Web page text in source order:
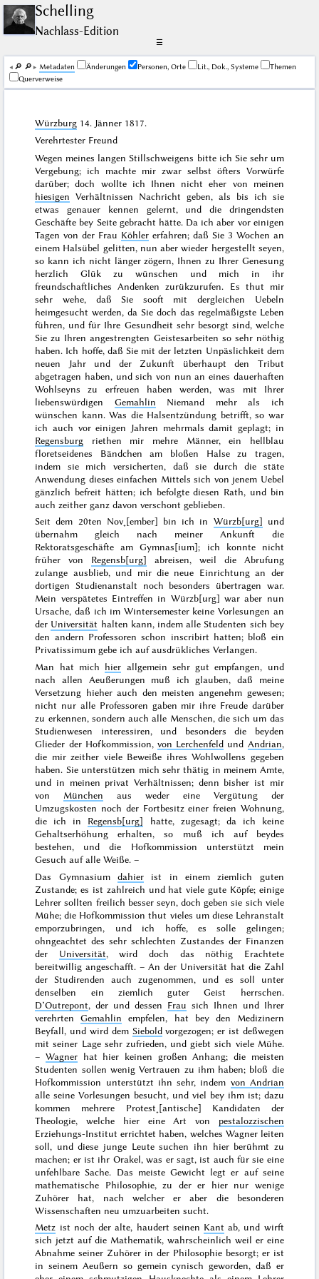
Schelling
Nachlass-Edition
☰
🔎︎ 🔎︎ Me­ta­da­ten Änderungen Personen, Orte Lit., Dok., Systeme
Themen
Querverweise
Würzburg 14. Jänner 1817.
Verehrtester Freund
Wegen meines langen Stillschweigens bitte ich Sie sehr um
Vergebung; ich machte mir zwar selbst öfters Vorwürfe
darüber; doch wollte ich Ihnen nicht eher von meinen
hiesigen Verhältnissen Nachricht geben, als bis ich sie
etwas genauer kennen gelernt, und die dringendsten
Geschäfte bey Seite gebracht hätte. Da ich aber vor einigen
Tagen von der Frau Köhler erfahren; daß Sie 3 Wochen an
einem Halsübel gelitten, nun aber wieder hergestellt seyen,
so kann ich nicht länger zögern, Ihnen zu Ihrer Genesung
herzlich Glük zu wünschen und mich in ihr
freundschaftliches Andenken zurükzurufen. Es thut mir
sehr wehe, daß Sie sooft mit dergleichen Uebeln
heimgesucht werden, da Sie doch das regelmäßigste Leben
führen, und für Ihre Gesundheit sehr besorgt sind, welche
Sie zu Ihren angestrengten Geistesarbeiten so sehr nöthig
haben. Ich hoffe, daß Sie mit der letzten Unpäslichkeit dem
neuen Jahrund der Zukunft überhaupt den Tribut
abgetragen haben, und sich von nun an eines dauerhaften
Wohlseyns zu erfreuen haben werden, was mit Ihrer
liebenswürdigen Gemahlin Niemand mehr als ich
wünschen kann. Was die Halsentzündung betrifft, so war
ich auch vor einigen Jahren mehrmals damit geplagt; in
Regensburg riethen mir mehre Männer, ein hellblau
floretseidenes Bändchen am bloßen Halse zu tragen,
indem sie mich versicherten, daß sie durch die stäte
Anwendung dieses einfachen Mittels sich von jenem Uebel
gänzlich befreit hätten; ich befolgte diesen Rath, und bin
auch zeither ganz davon verschont geblieben.
Seit dem 20ten Nov˖[ember] bin ich in Würzb[urg] und
übernahm gleich nach meiner Ankunft die
Rektoratsgeschäfte am Gymnas[ium]; ich konnte nicht
früher von Regensb[urg] abreisen, weil die Abrufung
zulange ausblieb, und mir die neue Einrichtung an der
dortigen Studienanstalt noch besonders übertragen war.
Mein verspätetes Eintreffen in Würzb[urg] war aber nun
Ursache, daß ich im Wintersemester keine Vorlesungen an
der Universität halten kann, indem alle Studenten sich bey
den andern Professoren schon inscribirt hatten; bloß ein
Privatissimum gebe ich auf ausdrükliches Verlangen.
Man hat mich hier allgemein sehr gut empfangen, und
nach allen Aeußerungen muß ich glauben, daß meine
Versetzung hieher auch den meisten angenehm gewesen;
nicht nur alle Professoren gaben mir ihre Freude darüber
zu erkennen, sondern auch alle Menschen, die sich um das
Studienwesen interessiren, und besonders die beyden
Glieder der Hofkommission, von Lerchenfeld und Andrian,
die mir zeither viele Beweiße ihres Wohlwollens gegeben
haben. Sie unterstützen mich sehr thätig in meinem Amte,
und in meinen privat Verhältnissen; denn bisher ist mir
von München aus weder eine Vergütung der
Umzugskosten noch der Fortbesitz einer freien Wohnung,
die ich in Regensb[urg] hatte, zugesagt; da ich keine
Gehaltserhöhung erhalten, so muß ich auf beydes
bestehen, und die Hofkommission unterstützt mein
Gesuch auf alle Weiße. –
Das Gymnasium dahierist in einem ziemlich guten
Zustande; es ist zahlreich und hat viele gute Köpfe; einige
Lehrer sollten freilich besser seyn, doch geben sie sich viele
Mühe; die Hofkommission thut vieles um diese Lehranstalt
emporzubringen, und ich hoffe, es solle gelingen;
ohngeachtet des sehr schlechten Zustandes der Finanzen
der Universität, wird doch das nöthig Erachtete
bereitwillig angeschafft. – An der Universität hat die Zahl
der Studirenden auch zugenommen, und es soll unter
denselben ein ziemlich guter Geist herrschen.
D’Outrepont, der und dessen Frau sich Ihnen und Ihrer
verehrtenGemahlin empfelen, hat bey den Medizinern
Beyfall, und wird dem Sieboldvorgezogen; er ist deßwegen
mit seiner Lage sehr zufrieden, und giebt sich viele Mühe.
– Wagnerhat hier keinen großen Anhang; die meisten
Studenten sollen wenig Vertrauen zu ihm haben; bloß die
Hofkommission unterstützt ihn sehr, indem von Andrian
alle seine Vorlesungen besucht, und viel bey ihm ist; dazu
kommen mehrere Protest˖[antische] Kandidaten der
Theologie, welche hier eine Art von pestalozzischen
Erziehungs-Institut errichtet haben, welches Wagner leiten
soll, und diese junge Leute suchen ihn hier berühmt zu
machen; er ist ihr Orakel, was er sagt, ist auch für sie eine
unfehlbare Sache. Das meiste Gewicht legt er auf seine
mathematische Philosophie, zu der er hier nur wenige
Zuhörer hat, nach welcher er aber die besonderen
Wissenschaften neu umzuarbeiten sucht.
Metz ist noch der alte, haudert seinen Kant ab, und wirft
sich jetzt auf die Mathematik, wahrscheinlich weil er eine
Abnahme seiner Zuhörer in der Philosophie besorgt; er ist
in seinem Aeußern so gemein cynisch geworden, daß er